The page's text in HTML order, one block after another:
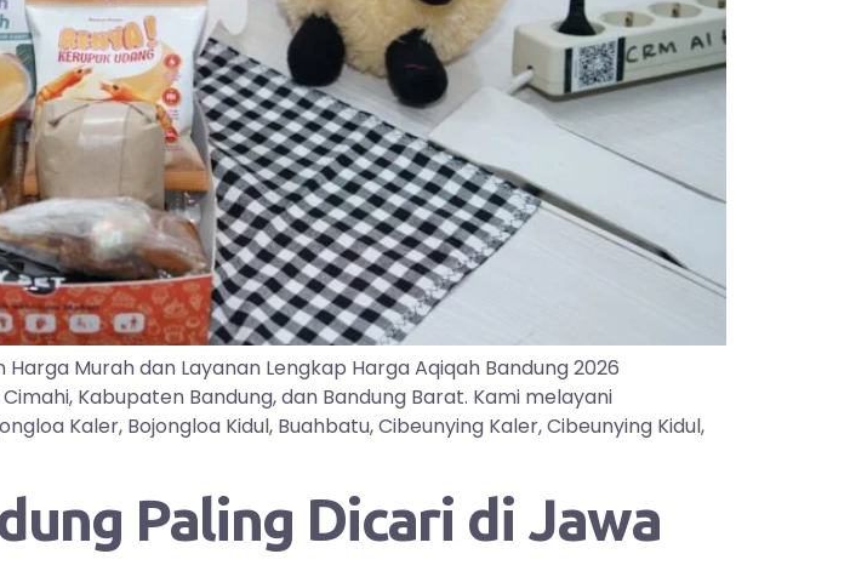
Murah dan Layanan Lengkap Harga Aqiqah Bandung 2026
Kabupaten Bandung, dan Bandung Barat. Kami melayani
Kaler, Bojongloa Kidul, Buahbatu, Cibeunying Kaler, Cibeunying Kidul,
Paling Dicari di Jawa